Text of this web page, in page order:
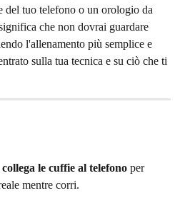
del tuo telefono o un orologio da
che non dovrai guardare
l'allenamento più semplice e
sulla tua tecnica e su ciò che ti
collega le cuffie al telefono per
mentre corri.